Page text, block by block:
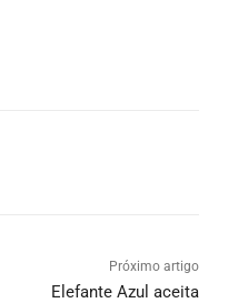
Próximo artigo
Elefante Azul aceita